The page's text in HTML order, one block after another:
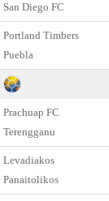
San Diego FC
Portland Timbers
Puebla
Prachuap FC
Terengganu
Levadiakos
Panaitolikos